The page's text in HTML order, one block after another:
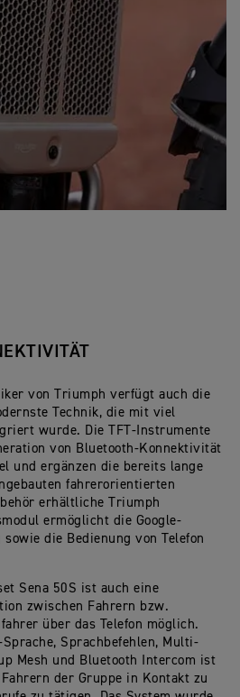
von Triumph verfügt auch die
Technik, die mit viel
wurde. Die TFT-Instrumente
von Bluetooth-Konnektivität
und ergänzen die bereits lange
fahrerorientierten
erhältliche Triumph
ermöglicht die Google-
die Bedienung von Telefon
Sena 50S ist auch eine
zwischen Fahrern bzw.
über das Telefon möglich.
Sprachbefehlen, Multi-
Mesh und Bluetooth Intercom ist
der Gruppe in Kontakt zu